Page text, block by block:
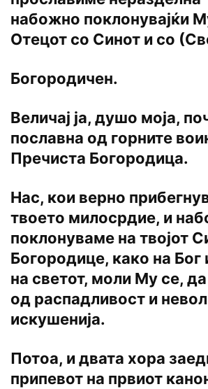
набожно поклонувајќи
Отецот со Синот и со
Богородичен.
Величај ја, душо моја,
пославна од горните
Пречиста Богородица.
Нас, кои верно
твоето милосрдие, и
поклонуваме на твојот
Богородице, како на Бог
на светот, моли Му се,
од распадливост и
искушенија.
Потоа, и двата хора
припевот на првиот